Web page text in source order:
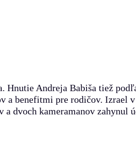
Hnutie Andreja Babiša tiež
a benefitmi pre rodičov. Izrael v
dvoch kameramanov zahynul